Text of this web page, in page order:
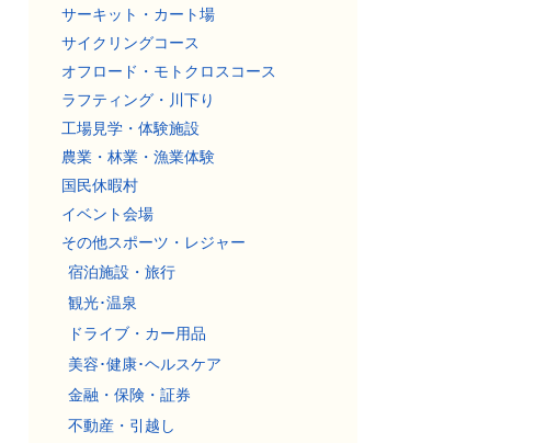
サーキット・カート場
サイクリングコース
オフロード・モトクロスコース
ラフティング・川下り
工場見学・体験施設
農業・林業・漁業体験
国民休暇村
イベント会場
その他スポーツ・レジャー
宿泊施設・旅行
観光･温泉
ドライブ・カー用品
美容･健康･ヘルスケア
金融・保険・証券
不動産・引越し